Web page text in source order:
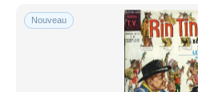
Nouveau